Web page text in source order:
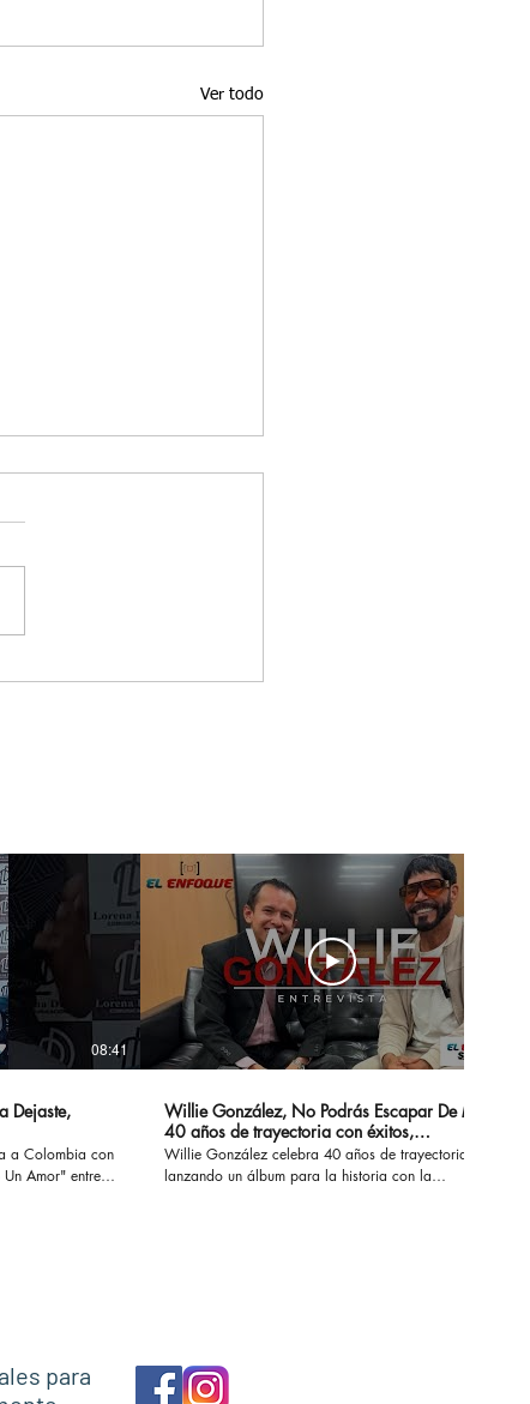
Ver todo
empresa es
08:41
Dejaste,
a Colombia con
entre
Willie González, No Podrás Escapar De Mi -
40 años de trayectoria con éxitos,
sensualidad y erotismo
Willie González celebra 40 años de trayectoria
lanzando un álbum para la historia con la
para